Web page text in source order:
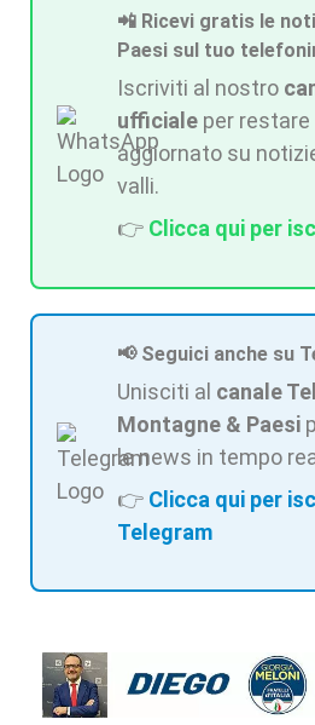
📲 Ricevi gratis le
Paesi sul tuo
Iscriviti al nostro
ufficiale per
aggiornato su
valli.
👉 Clicca qui per
📢 Seguici anche su
Unisciti al canale
Montagne & Paesi
le news in tempo
👉 Clicca qui per
Telegram